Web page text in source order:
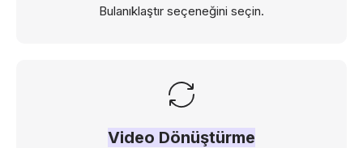
Bulanıklaştır seçeneğini seçin.
Video Dönüştürme